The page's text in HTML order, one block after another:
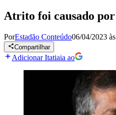
Atrito foi causado
PorEstadão Conteúdo06/04/2023
Compartilhar
Adicionar Itatiaia ao